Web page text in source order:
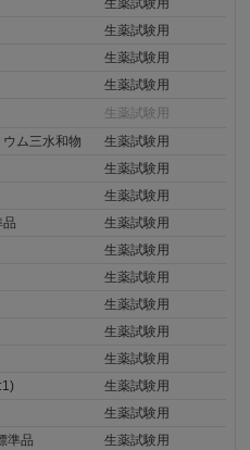
生薬試験用
生薬試験用
生薬試験用
生薬試験用
生薬試験用
ム三水和物
生薬試験用
生薬試験用
生薬試験用
品
生薬試験用
生薬試験用
生薬試験用
生薬試験用
生薬試験用
生薬試験用
生薬試験用
生薬試験用
準品
生薬試験用